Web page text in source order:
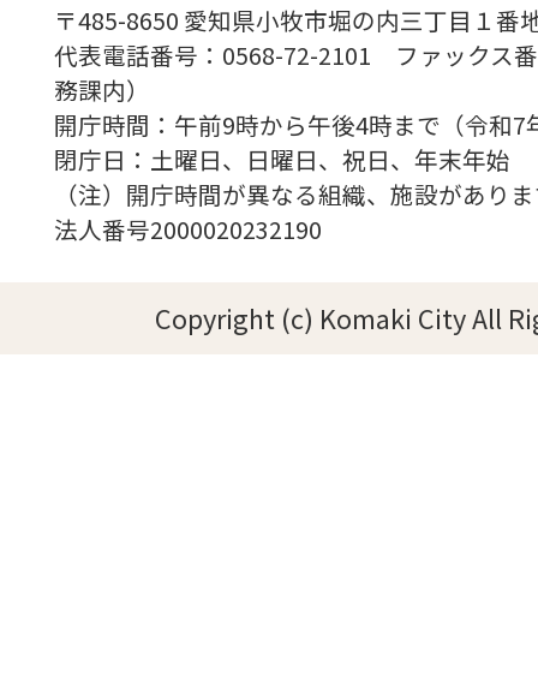
〒485-8650 愛知県小牧市堀の内三丁目１番
代表電話番号：0568-72-2101 ファックス
務課内）
開庁時間：午前9時から午後4時まで（令
閉庁日：土曜日、日曜日、祝日、年末年始
（注）開庁時間が異なる組織、施設があり
法人番号2000020232190
Copyright (c) Komaki City All